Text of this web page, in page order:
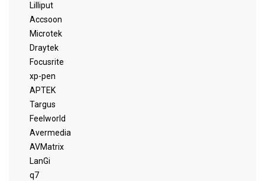
Lilliput
Accsoon
Microtek
Draytek
Focusrite
xp-pen
APTEK
Targus
Feelworld
Avermedia
AVMatrix
LanGi
q7